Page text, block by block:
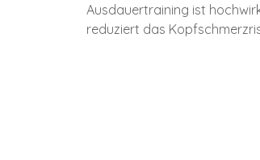
Ausdauertraining ist
reduziert das